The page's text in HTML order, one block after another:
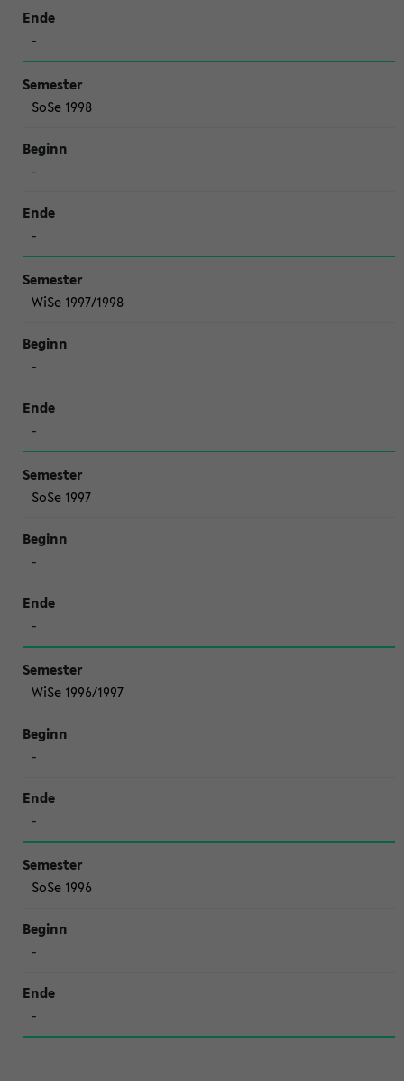
-
SoSe 1998
-
-
WiSe 1997/1998
-
-
SoSe 1997
-
-
WiSe 1996/1997
-
-
SoSe 1996
-
-